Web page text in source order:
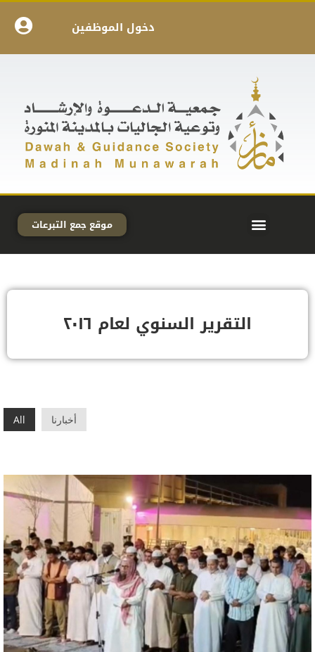
دخول الموظفين
موقع جمع التبرعات
التقرير السنوي لعام ٢٠١٦
All أخبارنا